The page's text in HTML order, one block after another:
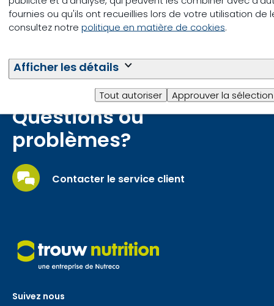
fournies ou qu'ils ont recueillies lors de votre utilisation de
consultez notre politique en matière de cookies.
Afficher les détails
Tout autoriser Approuver la
Questions ou
problèmes?
Contacter le service client
Suivez nous